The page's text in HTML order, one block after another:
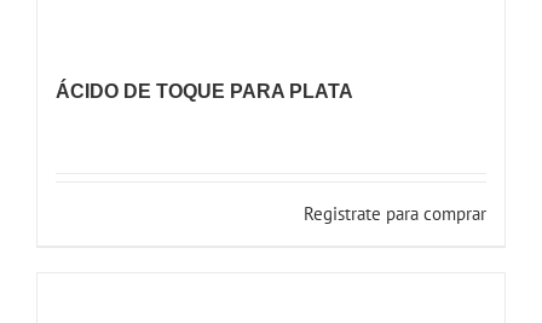
ÁCIDO DE TOQUE PARA PLATA
Registrate para comprar